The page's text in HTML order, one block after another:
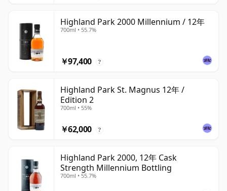
Highland Park 2000 Millennium / 12年
700ml • 55.7%
￥97,400 ?
Highland Park St. Magnus 12年 /
Edition 2
700ml • 55%
￥62,000 ?
Highland Park 2000, 12年 Cask
Strength Millennium Bottling
700ml • 55.7%